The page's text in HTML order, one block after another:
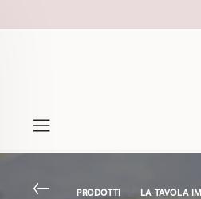
fino al 32% (escluse le
Go backPRODOTTI LA TAVOLA